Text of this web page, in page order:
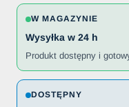
W MAGAZYNIE
Wysyłka w 24 h
Produkt dostępny i
DOSTĘPNY